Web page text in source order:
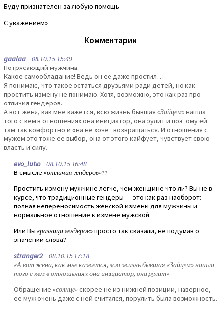
Буду признателен за любую помощь
С уважением»
Комментарии
gaalaa 08.10.15 15:49
Потрясающий мужчина.
Какое самообладание! Ведь он ее даже простил…
Я понимаю, что такое остаться друзьями ради детей, но как
простить измену не понимаю. Хотя, возможно, это как раз про
отличия гендеров.
А вот жена, как мне кажется, всю жизнь бывшая «Зайцем»нашла
того с кем в отношениях она инициатор, она рулит и поэтому ей
там так комфортно и она не хочет возвращаться. И отношения с
мужем это тоже ее выбор, она от этого кайфует, чувствует свою
власть и силу.
evo_lutio08.10.15 16:48
В смысле «отличия гендеров»??
Простить измену мужчине легче, чем женщине что ли? Вы не в
курсе, что традиционные гендеры — это как раз наоборот:
полная непереносимость женской измены для мужчины и
нормальное отношение к измене мужской.
Или Вы «разница гендеров»просто так сказали, не подумав о
значении слова?
stranger2 08.10.15 17:18
«А вот жена, как мне кажется, всю жизнь бывшая «Зайцем» нашла
того с кем в отношениях она инициатор, она рулит»
Обращение «солнце»скорее не из нижней позиции, наверное,
ее муж очень даже с ней считался, порулить была возможность.